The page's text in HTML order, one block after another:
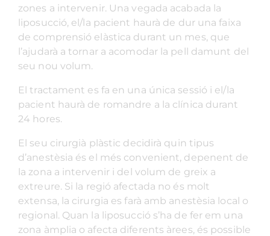
zones a intervenir. Una vegada acabada la
liposucció, el/la pacient haurà de dur una faixa
de comprensió elàstica durant un mes, que
l’ajudarà a tornar a acomodar la pell damunt del
seu nou volum.
El tractament es fa en una única sessió i el/la
pacient haurà de romandre a la clínica durant
24 hores.
El seu cirurgià plàstic decidirà quin tipus
d’anestèsia és el més convenient, depenent de
la zona a intervenir i del volum de greix a
extreure. Si la regió afectada no és molt
extensa, la cirurgia es farà amb anestèsia local o
regional. Quan la liposucció s’ha de fer em una
zona àmplia o afecta diferents àrees, és possible